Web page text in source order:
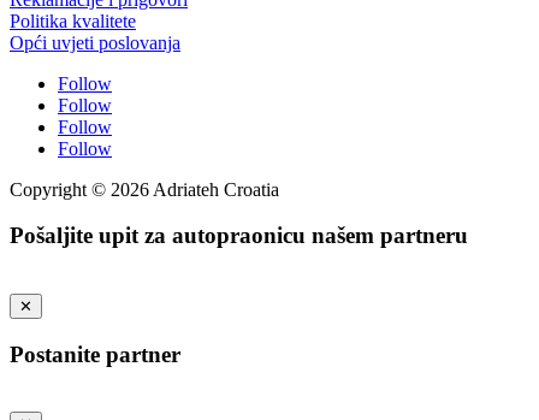
Politika kvalitete
Opći uvjeti poslovanja
Follow
Follow
Follow
Follow
Copyright © 2026 Adriateh Croatia
Pošaljite upit za autopraonicu našem partneru
✕
Postanite partner